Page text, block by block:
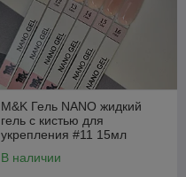
M&K Гель NANO жидкий
гель с кистью для
укрепления #11 15мл
В наличии